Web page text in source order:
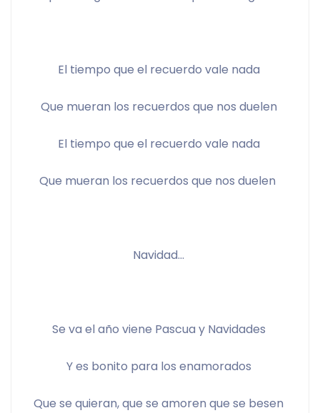
El tiempo que el recuerdo vale nada
Que mueran los recuerdos que nos duelen
El tiempo que el recuerdo vale nada
Que mueran los recuerdos que nos duelen
Navidad...
Se va el año viene Pascua y Navidades
Y es bonito para los enamorados
Que se quieran, que se amoren que se besen